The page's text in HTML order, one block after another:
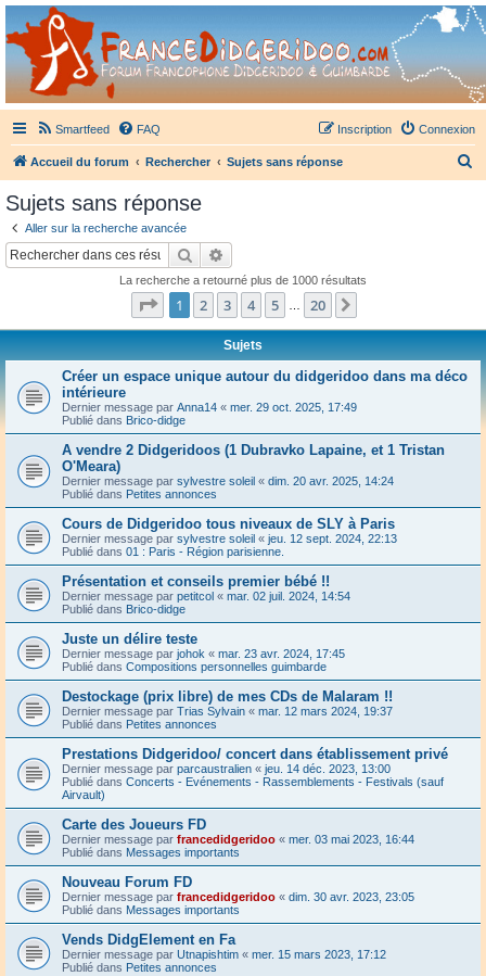
France Didgeridoo
Didgeridoo et Guimbarde sur France Didgeridoo - retrouvez la communauté.
Smartfeed FAQ Connexion
Inscription
Accueil du forum Rechercher Sujets sans réponse
Sujets sans réponse
Aller sur la recherche avancée
Rechercher
La recherche a retourné plus de 1000 résultats
Page 1sur20
1 2 3 4 5 20
Sujets
Créer un espace unique autour du didgeridoo dans ma déco
intérieure
Dernier message par Anna14 « mer. 29 oct. 2025, 17:49
Publié dans Brico-didge
A vendre 2 Didgeridoos (1 Dubravko Lapaine, et 1 Tristan
O'Meara)
Dernier message par sylvestre soleil « dim. 20 avr. 2025, 14:24
Publié dans Petites annonces
Cours de Didgeridoo tous niveaux de SLY à Paris
Dernier message par sylvestre soleil « jeu. 12 sept. 2024, 22:13
Publié dans 01 : Paris - Région parisienne.
Présentation et conseils premier bébé !!
Dernier message par petitcol « mar. 02 juil. 2024, 14:54
Publié dans Brico-didge
Juste un délire teste
Dernier message par johok « mar. 23 avr. 2024, 17:45
Publié dans Compositions personnelles guimbarde
Destockage (prix libre) de mes CDs de Malaram !!
Dernier message par Trias Sylvain « mar. 12 mars 2024, 19:37
Publié dans Petites annonces
Prestations Didgeridoo/ concert dans établissement privé
Dernier message par parcaustralien « jeu. 14 déc. 2023, 13:00
Publié dans Concerts - Evénements - Rassemblements - Festivals (sauf
Airvault)
Carte des Joueurs FD
Dernier message par francedidgeridoo « mer. 03 mai 2023, 16:44
Publié dans Messages importants
Nouveau Forum FD
Dernier message par francedidgeridoo « dim. 30 avr. 2023, 23:05
Publié dans Messages importants
Vends DidgElement en Fa
Dernier message par Utnapishtim « mer. 15 mars 2023, 17:12
Publié dans Petites annonces